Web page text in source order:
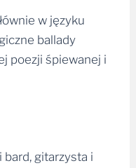
w języku
ballady
poezji śpiewanej i
bard, gitarzysta i